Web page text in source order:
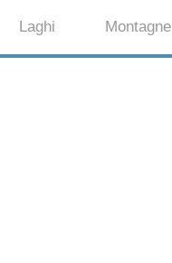
Laghi Montagne